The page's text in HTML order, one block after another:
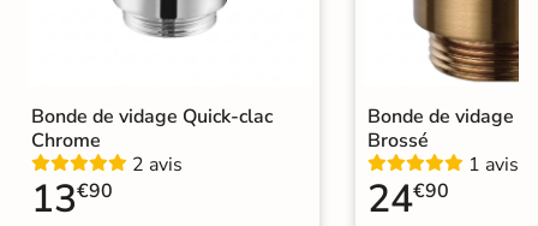
Bonde de vidage Quick-clac
Chrome
2 avis
13€90
Bonde de vidage
Brossé
1 avis
24€90